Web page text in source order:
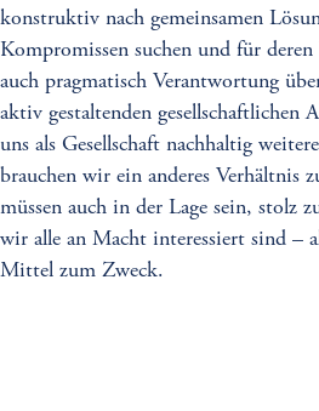
konstruktiv nach gemeinsamen
Kompromissen suchen und für
auch pragmatisch Verantwortung
aktiv gestaltenden gesellschaftlichen
uns als Gesellschaft nachhaltig
brauchen wir ein anderes Verhältnis
müssen auch in der Lage sein, stolz
wir alle an Macht interessiert sind –
Mittel zum Zweck.